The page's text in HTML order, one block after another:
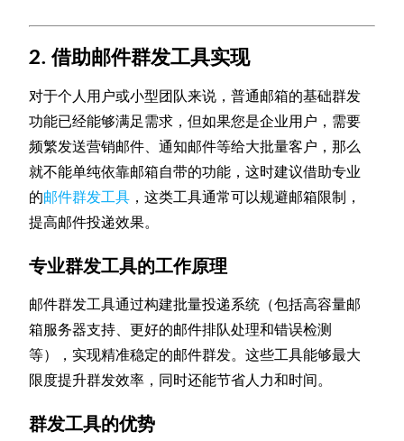
2. 借助邮件群发工具实现
对于个人用户或小型团队来说，普通邮箱的基础群发
功能已经能够满足需求，但如果您是企业用户，需要
频繁发送营销邮件、通知邮件等给大批量客户，那么
就不能单纯依靠邮箱自带的功能，这时建议借助专业
的邮件群发工具 ，这类工具通常可以规避邮箱限制，
提高邮件投递效果。
专业群发工具的工作原理
邮件群发工具通过构建批量投递系统（包括高容量邮
箱服务器支持、更好的邮件排队处理和错误检测
等），实现精准稳定的邮件群发。这些工具能够最大
限度提升群发效率，同时还能节省人力和时间。
群发工具的优势